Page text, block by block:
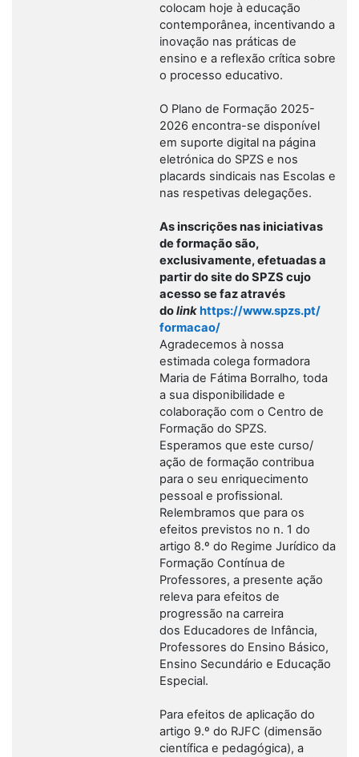
colocam hoje à educação
contemporânea, incentivando a
inovação nas práticas de
ensino e a reflexão crítica sobre
o processo educativo.
O Plano de Formação 2025-
2026 encontra-se disponível
em suporte digital na página
eletrónica do SPZS e nos
placards sindicais nas Escolas e
nas respetivas delegações.
As inscrições nas iniciativas
de formação são,
exclusivamente, efetuadas a
partir do site do SPZS cujo
acesso se faz através
dolink https://www.spzs.pt/
formacao/
Agradecemos à nossa
estimada colega formadora
Maria de Fátima Borralho, toda
a sua disponibilidade e
colaboração com o Centro de
Formação do SPZS.
Esperamos que este curso/
ação de formação contribua
para o seu enriquecimento
pessoal e profissional.
Relembramos que para os
efeitos previstos no n. 1 do
artigo 8.º do Regime Jurídico da
Formação Contínua de
Professores, a presente ação
releva para efeitos de
progressão na carreira
dos Educadores de Infância,
Professores do Ensino Básico,
Ensino Secundário e Educação
Especial.
Para efeitos de aplicação do
artigo 9.º do RJFC (dimensão
científica e pedagógica), a